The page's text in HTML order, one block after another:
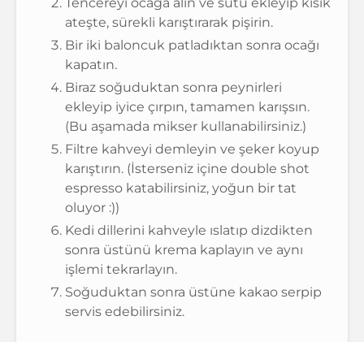
ateşte, sürekli karıştırarak pişirin.
Bir iki baloncuk patladıktan sonra ocağı
kapatın.
Biraz soğuduktan sonra peynirleri
ekleyip iyice çırpın, tamamen karışsın.
(Bu aşamada mikser kullanabilirsiniz.)
Filtre kahveyi demleyin ve şeker koyup
karıştırın. (İsterseniz içine double shot
espresso katabilirsiniz, yoğun bir tat
oluyor :))
Kedi dillerini kahveyle ıslatıp dizdikten
sonra üstünü krema kaplayın ve aynı
işlemi tekrarlayın.
Soğuduktan sonra üstüne kakao serpip
servis edebilirsiniz.